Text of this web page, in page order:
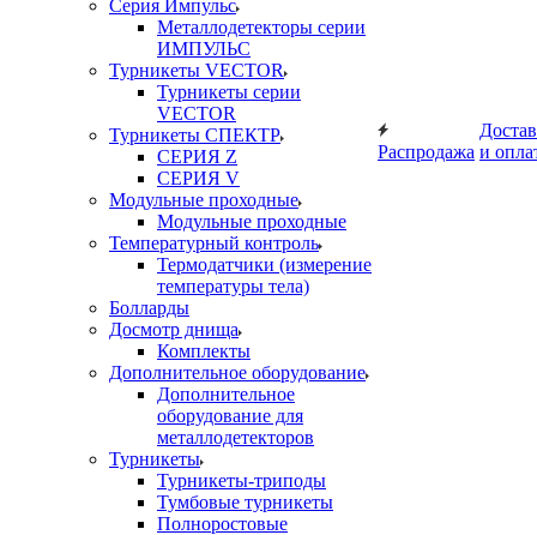
Серия Импульс
Металлодетекторы серии
ИМПУЛЬС
Турникеты VECTOR
Турникеты серии
VECTOR
Турникеты СПЕКТР
СЕРИЯ Z
СЕРИЯ V
Модульные проходные
Модульные проходные
Температурный контроль
Термодатчики (измерение
температуры тела)
Болларды
Досмотр днища
Комплекты
Дополнительное оборудование
Дополнительное
оборудование для
металлодетекторов
Турникеты
Турникеты-триподы
Тумбовые турникеты
Полноростовые
Распродажа и